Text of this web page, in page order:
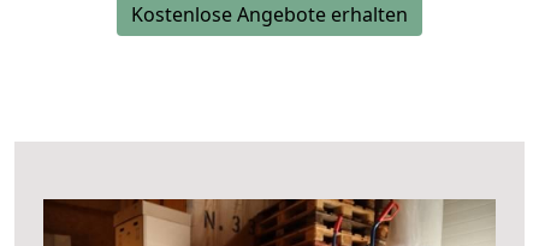
Kostenlose Angebote erhalten